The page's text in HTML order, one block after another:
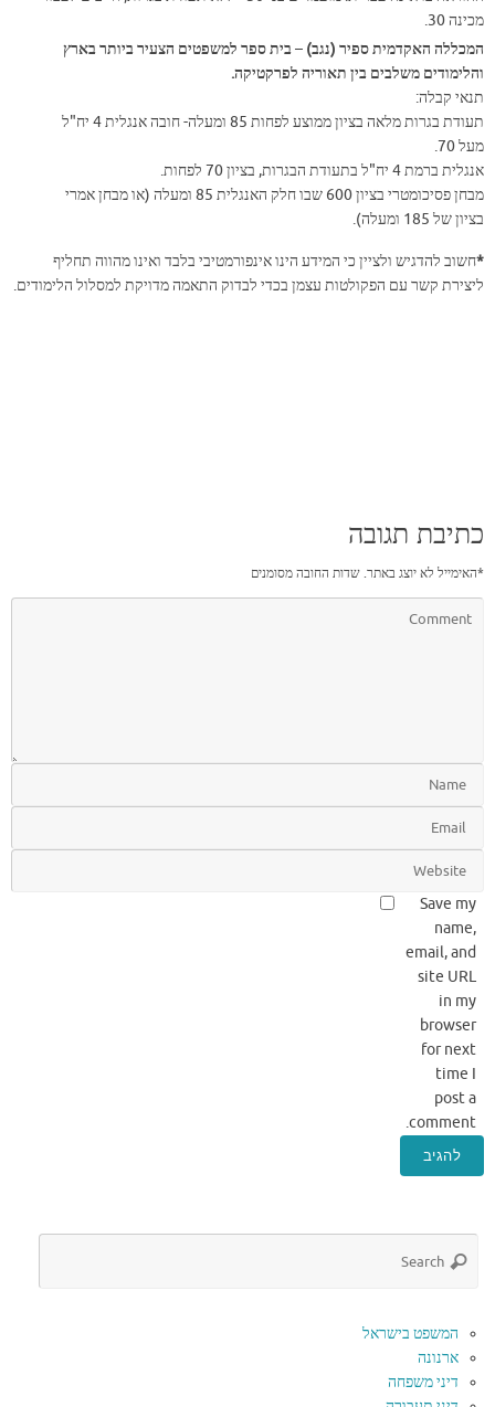
מכינה 30.
המכללה האקדמית ספיר (נגב) –בית ספר למשפטים הצעיר ביותר בארץ
והלימודים משלבים בין תאוריה לפרקטיקה.
תנאי קבלה:
תעודת בגרות מלאה בציון ממוצע לפחות 85 ומעלה- חובה אנגלית 4 יח"ל
מעל 70.
אנגלית ברמת 4 יח"ל בתעודת הבגרות, בציון 70 לפחות.
מבחן פסיכומטרי בציון 600 שבו חלק האנגלית 85 ומעלה (או מבחן אמרי
בציון של 185 ומעלה).
*חשוב להדגיש ולציין כי המידע הינו אינפורמטיבי בלבד ואינו מהווה תחליף
ליצירת קשר עם הפקולטות עצמן בכדי לבדוק התאמה מדויקת למסלול הלימודים.
כתיבת תגובה
האימייל לא יוצג באתר.שדות החובה מסומנים *
Save my
name,
email, and
site URL
in my
browser
for next
time I
post a
comment.
המשפט בישראל
ארנונה
דיני משפחה